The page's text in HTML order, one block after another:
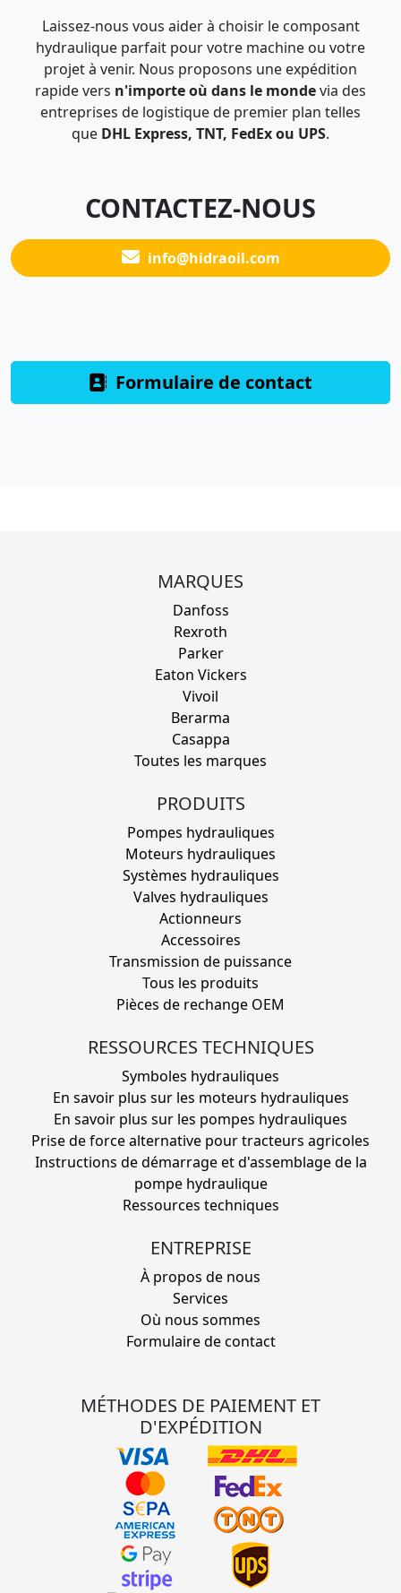
Laissez-nous vous aider à choisir le composant
hydraulique parfait pour votre machine ou votre
projet à venir. Nous proposons une expédition
rapide vers n'importe où dans le mondevia des
entreprises de logistique de premier plan telles
que DHL Express, TNT, FedEx ou UPS.
CONTACTEZ-NOUS
info@hidraoil.com
Formulaire de contact
MARQUES
Danfoss
Rexroth
Parker
Eaton Vickers
Vivoil
Berarma
Casappa
Toutes les marques
PRODUITS
Pompes hydrauliques
Moteurs hydrauliques
Systèmes hydrauliques
Valves hydrauliques
Actionneurs
Accessoires
Transmission de puissance
Tous les produits
Pièces de rechange OEM
RESSOURCES TECHNIQUES
Symboles hydrauliques
En savoir plus sur les moteurs hydrauliques
En savoir plus sur les pompes hydrauliques
Prise de force alternative pour tracteurs agricoles
Instructions de démarrage et d'assemblage de la
pompe hydraulique
Ressources techniques
ENTREPRISE
À propos de nous
Services
Où nous sommes
Formulaire de contact
MÉTHODES DE PAIEMENT ET
D'EXPÉDITION